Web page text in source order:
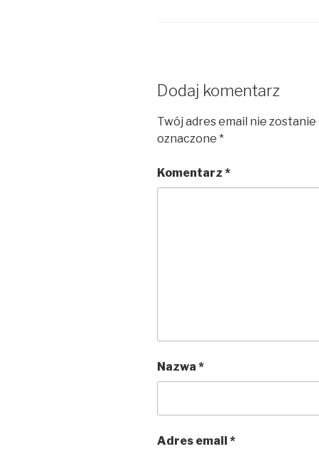
Dodaj komentarz
Twój adres email nie
oznaczone *
Komentarz *
Nazwa *
Adres email *